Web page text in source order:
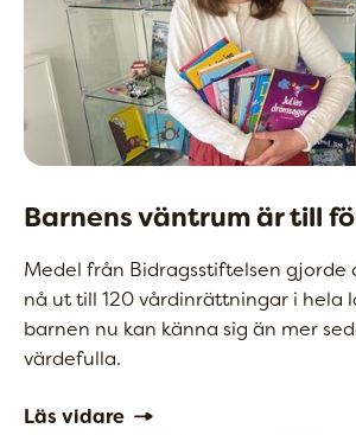
Barnens väntrum är till
Medel från Bidragsstiftelsen
nå ut till 120 vårdinrättningar i hela
barnen nu kan känna sig än mer
värdefulla.
Läs vidare